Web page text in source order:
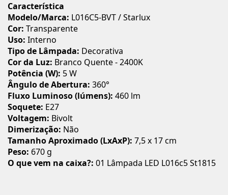
Característica
Modelo/Marca: L016C5-BVT / Starlux
Cor: Transparente
Uso: Interno
Tipo de Lâmpada: Decorativa
Cor da Luz: Branco Quente - 2400K
Potência (W): 5 W
Ângulo de Abertura: 360°
Fluxo Luminoso (lúmens): 460 lm
Soquete: E27
Voltagem: Bivolt
Dimerização: Não
Tamanho Aproximado (LxAxP): 7,5 x 17 cm
Peso: 670 g
O que vem na caixa?: 01 Lâmpada LED L016c5 St1815